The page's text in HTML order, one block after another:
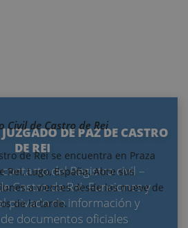
DE PAZ DE CASTRO
DE REI
del Registro civil –
Castro de Rei. Funciones y
privado de información y
documentos oficiales
Civil de Castro de Rei
de Rei se encuentra en Praza
Rei, Lugo, España. Abre sus
a viernes desde las nueve de
de la tarde.